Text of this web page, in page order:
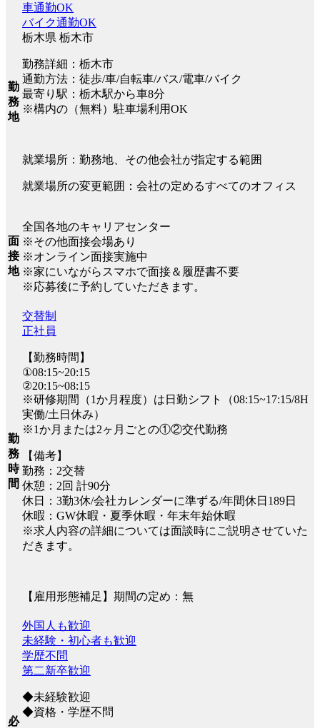
勤
務
地
車通勤OK
バイク通勤OK
栃木県 栃木市
勤務詳細：栃木市
通勤方法：徒歩/車/自転車/バス/電車/バイク
最寄り駅：栃木駅から車8分
※構内の（無料）駐車場利用OK
就業場所：勤務地、その他会社が指定する範囲
就業場所の変更範囲：会社の定めるすべてのオフィス
面
接
地
全国各地のキャリアセンター
※その他面接会場あり
※オンライン面接実施中
※家にいながらスマホで面接＆履歴書不要
※応募後に予約していただきます。
勤
務
時
間
交替制
正社員
【勤務時間】
①08:15~20:15
②20:15~08:15
※研修期間（1か月程度）は日勤シフト（08:15~17:15/8H
実働/土日休み）
※1か月または2ヶ月ごとの①②交代勤務
【備考】
勤務：2交替
休憩：2回 計90分
休日：3勤3休/会社カレンダーに準ずる/年間休日189日
休暇：GW休暇・夏季休暇・年末年始休暇
※求人内容の詳細については面談時にご説明させていた
だきます。
【雇用形態補足】期間の定め：無
必
外国人も歓迎
未経験・初心者も歓迎
学歴不問
第二新卒歓迎
◆未経験歓迎
◆資格・学歴不問